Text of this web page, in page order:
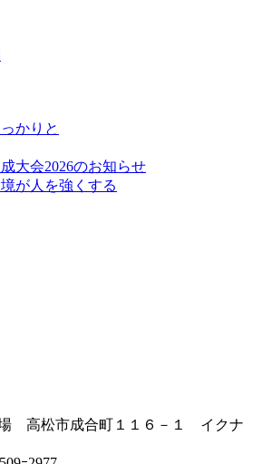
かりと
大会2026のお知らせ
が人を強くする
高松市成合町１１６－１ イクナ